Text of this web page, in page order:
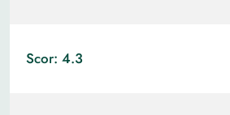
Scor: 4.3